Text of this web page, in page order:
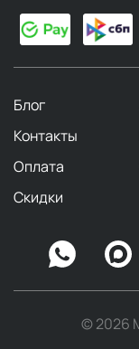
Блог
Контакты
Оплата
Скидки
© 2026